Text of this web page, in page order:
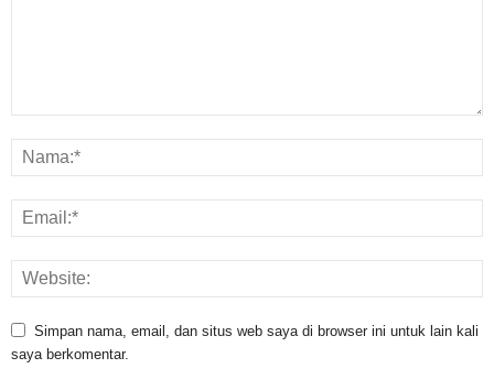
Simpan nama, email, dan situs web saya di browser ini untuk lain kali
saya berkomentar.